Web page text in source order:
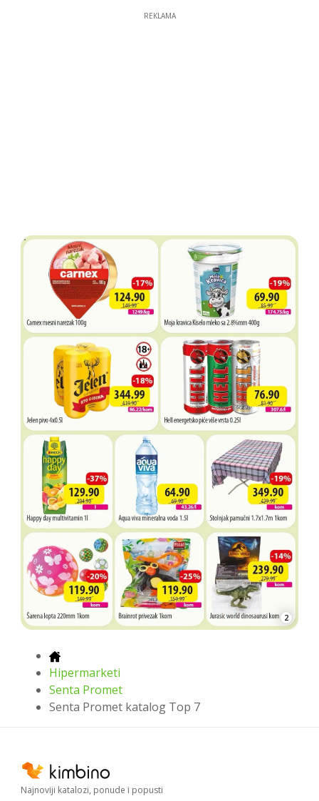
REKLAMA
2
Hipermarketi
Senta Promet
Senta Promet katalog Top 7
Najnoviji katalozi, ponude i popusti